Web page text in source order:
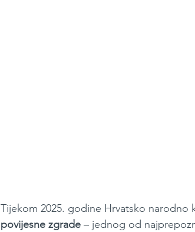
Tijekom 2025. godine Hrvatsko narodno
povijesne zgrade – jednog od